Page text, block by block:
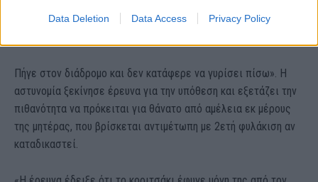
Data Deletion Data Access Privacy Policy
Πήγε στον διάδρομο και δεν κατάφερε να γυρίσει πίσω». Η
αστυνομία ξεκίνησε έρευνα για την υπόθεση και εξετάζει την
πιθανότητα να πρόκειται για θάνατο από αμέλεια εκ μέρους
της μητέρας, που βρίσκεται αντιμέτωπη με 2ετή φυλάκιση αν
καταδικαστεί.